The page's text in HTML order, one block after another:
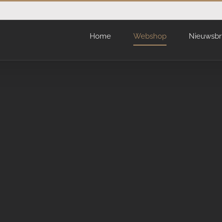
Home Webshop